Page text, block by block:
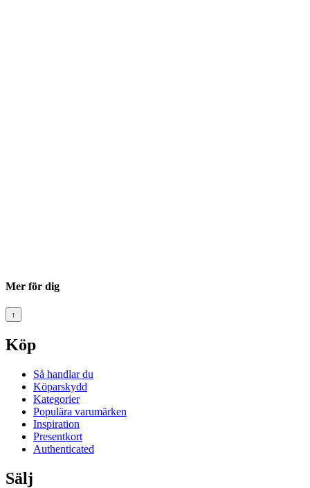
Mer för dig
↑
Köp
Så handlar du
Köparskydd
Kategorier
Populära varumärken
Inspiration
Presentkort
Authenticated
Sälj